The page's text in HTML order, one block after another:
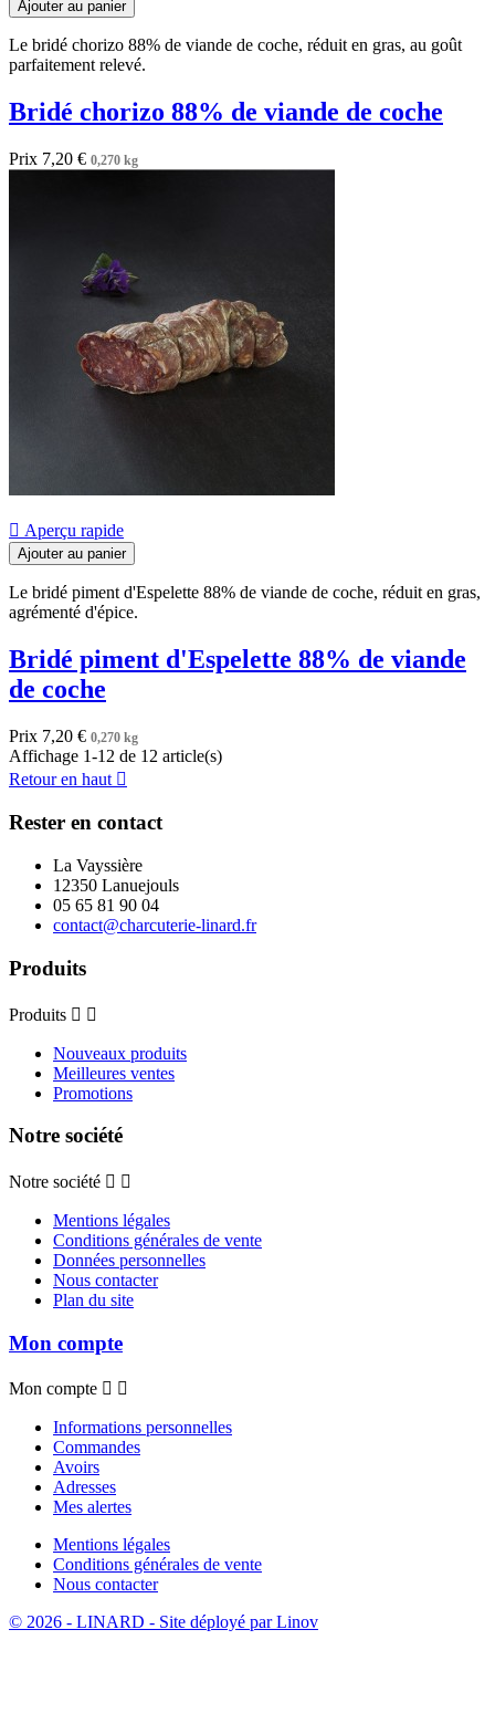
Ajouter au panier
Le bridé chorizo 88% de viande de coche, réduit en gras, au goût
parfaitement relevé.
Bridé chorizo 88% de viande de coche
Prix 7,20 € 0,270 kg
 Aperçu rapide
Ajouter au panier
Le bridé piment d'Espelette 88% de viande de coche, réduit en gras,
agrémenté d'épice.
Bridé piment d'Espelette 88% de viande
de coche
Prix 7,20 € 0,270 kg
Affichage 1-12 de 12 article(s)
Retour en haut 
Rester en contact
La Vayssière
12350 Lanuejouls
05 65 81 90 04
contact@charcuterie-linard.fr
Produits
Produits  
Nouveaux produits
Meilleures ventes
Promotions
Notre société
Notre société  
Mentions légales
Conditions générales de vente
Données personnelles
Nous contacter
Plan du site
Mon compte
Mon compte  
Informations personnelles
Commandes
Avoirs
Adresses
Mes alertes
Mentions légales
Conditions générales de vente
Nous contacter
© 2026 - LINARD - Site déployé par Linov